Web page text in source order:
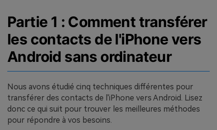
Partie 1 : Comment transférer
les contacts de l'iPhone vers
Android sans ordinateur
Nous avons étudié cinq techniques différentes pour
transférer des contacts de l'iPhone vers Android. Lisez
donc ce qui suit pour trouver les meilleures méthodes
pour répondre à vos besoins.